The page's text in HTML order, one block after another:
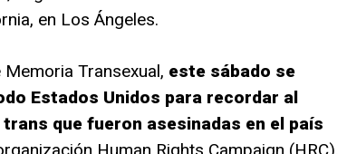
en Los Ángeles.
Transexual, este sábado se
Estados Unidos para recordar al
que fueron asesinadas en el país